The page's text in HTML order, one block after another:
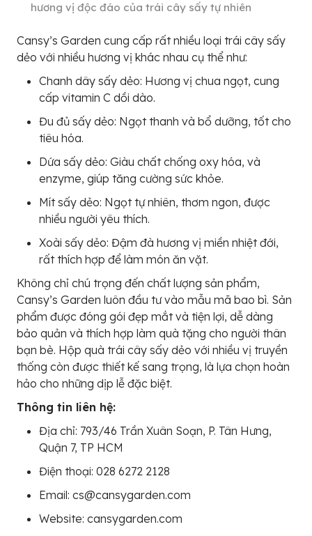
hương vị độc đáo của trái cây sấy tự nhiên
Cansy’s Garden cung cấp rất nhiều loại trái cây sấy
dẻo với nhiều hương vị khác nhau cụ thể như:
Chanh dây sấy dẻo: Hương vị chua ngọt, cung
cấp vitamin C dồi dào.
Đu đủ sấy dẻo: Ngọt thanh và bổ dưỡng, tốt cho
tiêu hóa.
Dứa sấy dẻo: Giàu chất chống oxy hóa, và
enzyme, giúp tăng cường sức khỏe.
Mít sấy dẻo: Ngọt tự nhiên, thơm ngon, được
nhiều người yêu thích.
Xoài sấy dẻo: Đậm đà hương vị miền nhiệt đới,
rất thích hợp để làm món ăn vặt.
Không chỉ chú trọng đến chất lượng sản phẩm,
Cansy’s Garden luôn đầu tư vào mẫu mã bao bì. Sản
phẩm được đóng gói đẹp mắt và tiện lợi, dễ dàng
bảo quản và thích hợp làm quà tặng cho người thân
bạn bè. Hộp quà trái cây sấy dẻo với nhiều vị truyền
thống còn được thiết kế sang trọng, là lựa chọn hoàn
hảo cho những dịp lễ đặc biệt.
Thông tin liên hệ:
Địa chỉ: 793/46 Trần Xuân Soạn, P. Tân Hưng,
Quận 7, TP HCM
Điện thoại: 028 6272 2128
Email: cs@cansygarden.com
Website: cansygarden.com